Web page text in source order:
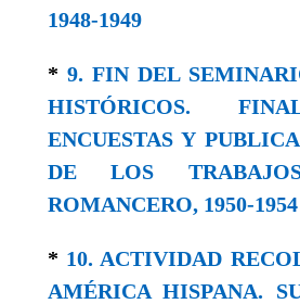
1948-1949
* 9. FIN DEL
HISTÓRICOS.
ENCUESTAS Y
DE LOS
ROMANCERO, 1950-1954
* 10. ACTIVIDAD
AMÉRICA HISPANA.